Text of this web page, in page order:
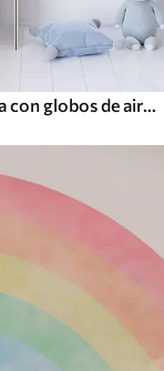
Montañas de acuarela con globos de aire, etéreo